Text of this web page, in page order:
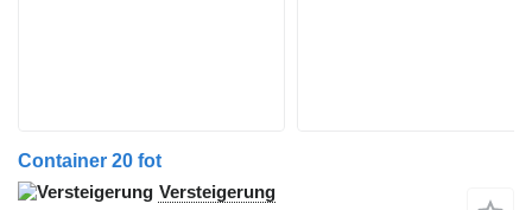
Container 20 fot
Versteigerung